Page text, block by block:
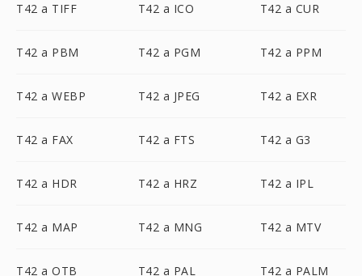
T42 a TIFF T42 a ICO T42 a CUR
T42 a PBM T42 a PGM T42 a PPM
T42 a WEBP T42 a JPEG T42 a EXR
T42 a FAX T42 a FTS T42 a G3
T42 a HDR T42 a HRZ T42 a IPL
T42 a MAP T42 a MNG T42 a MTV
T42 a OTB T42 a PAL T42 a PALM